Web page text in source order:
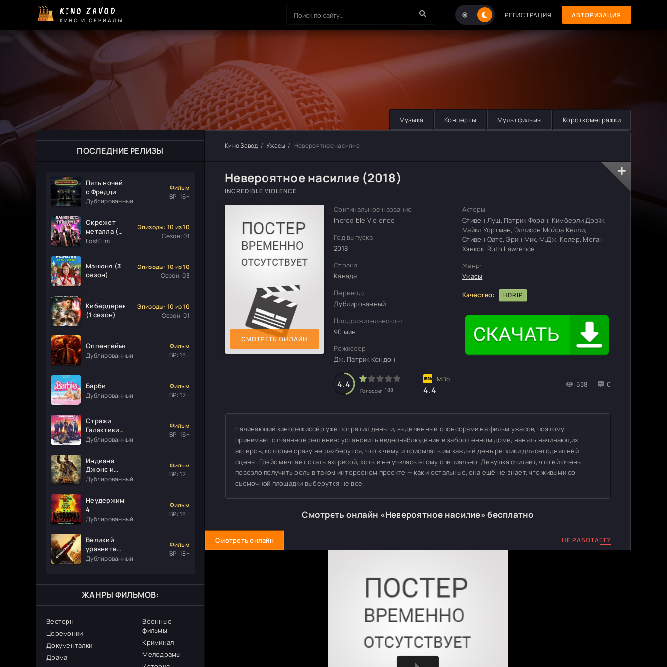
KINO ZAVOD
КИНО И СЕРИАЛЫ
РЕГИСТРАЦИЯ АВТОРИЗАЦИЯ
Музыка Концерты Мультфильмы Короткометражки
ПОСЛЕДНИЕ РЕЛИЗЫ
Пять ночей
с Фредди
Дублированный
Фильм
ВР: 16+
Скрежет
металла (1
сезон)
LostFilm
Эпизоды: 10 из 10
Сезон: 01
Манюня (3
сезон)
Эпизоды: 10 из 10
Сезон: 03
Кибердеревня
(1 сезон)
Эпизоды: 10 из 10
Сезон: 01
Оппенгеймер
Дублированный
Фильм
ВР: 18+
Барби
Дублированный
Фильм
ВР: 12+
Стражи
Галактики.
Часть 3
Дублированный
Фильм
ВР: 16+
Индиана
Джонс и
колесо
Дублированный
Фильм
ВР: 12+
Неудержимые
4
Дублированный
Фильм
ВР: 18+
Великий
уравнитель
3
Дублированный
Фильм
ВР: 18+
ЖАНРЫ ФИЛЬМОВ:
Вестерн
Церемонии
Документалки
Драма
Военные
фильмы
Криминал
Мелодрамы
Кино Завод Ужасы Невероятное насилие
Невероятное насилие (2018)
INCREDIBLE VIOLENCE
СМОТРЕТЬ ОНЛАЙН
Оригинальное название:
Incredible Violence
Год выпуска:
2018
Страна:
Канада
Перевод:
Дублированный
Продолжительность:
90 мин.
Режиссер:
Дж. Патрик Кондон
4.4
Голосов: 188 4.4
538 0
Актеры:
Стивен Луш, Патрик Форан, Кимберли Дрэйк,
Майкл Уортман, Эллисон Мойра Келли,
Стивен Оатс, Эрин Мик, М.Дж. Келер, Меган
Хэнкок, Ruth Lawrence
Жанр:
Ужасы
Качество: HDRIP
Начинающий кинорежиссёр уже потратил деньги, выделенные спонсорами на фильм ужасов, поэтому
принимает отчаянное решение: установить видеонаблюдение в заброшенном доме, нанять начинающих
актеров, которые сразу не разберутся, что к чему, и присылать им каждый день реплики для сегодняшней
сцены. Грейс мечтает стать актрисой, хоть и не училась этому специально. Девушка считает, что ей очень
повезло получить роль в таком интересном проекте — как и остальные, она ещё не знает, что живыми со
съемочной площадки выберутся не все.
Смотреть онлайн «Невероятное насилие» бесплатно
Смотреть онлайн НЕ РАБОТАЕТ?